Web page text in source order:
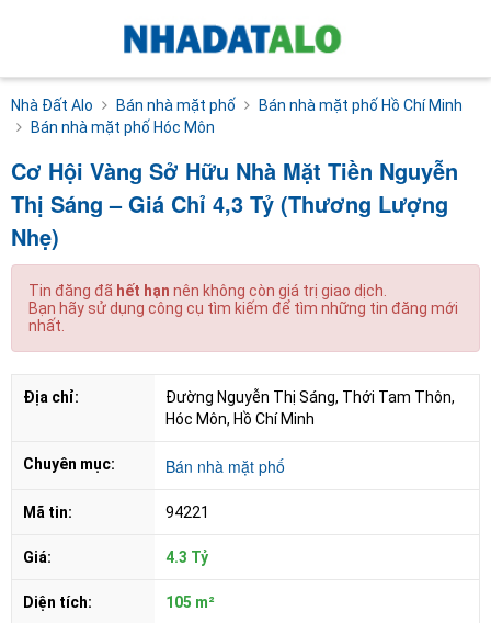
Nhà Đất Alo Bán nhà mặt phố
Bán nhà mặt phố Hồ Chí Minh
Bán nhà mặt phố Hóc Môn
Cơ Hội Vàng Sở Hữu Nhà Mặt Tiền Nguyễn
Thị Sáng – Giá Chỉ 4,3 Tỷ (Thương Lượng
Nhẹ)
Tin đăng đã hết hạn nên không còn giá trị giao dịch.
Bạn hãy sử dụng công cụ tìm kiếm để tìm những tin đăng mới
nhất.
Địa chỉ:
Đường Nguyễn Thị Sáng, Thới Tam Thôn,
Hóc Môn, Hồ Chí Minh
Chuyên mục: Bán nhà mặt phố
Mã tin: 94221
Giá: 4.3 Tỷ
Diện tích: 105 m²